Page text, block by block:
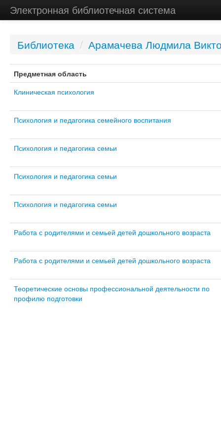
Электронная библиотечная система
Библиотека / Арамачева Людмила
Предметная область
Клиническая психология
Психология и педагогика семейного воспитания
Психология и педагогика семьи
Психология и педагогика семьи
Психология и педагогика семьи
Работа с родителями и семьей детей дошкольного возраста
Работа с родителями и семьей детей дошкольного возраста
Теоретические основы профессиональной деятельности по
профилю подготовки